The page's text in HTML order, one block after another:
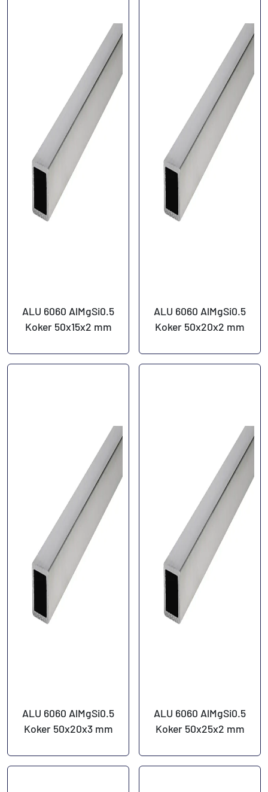
ALU 6060 AlMgSi0.5
Koker 50x15x2 mm
ALU 6060 AlMgSi0.5
Koker 50x20x2 mm
ALU 6060 AlMgSi0.5
Koker 50x20x3 mm
ALU 6060 AlMgSi0.5
Koker 50x25x2 mm